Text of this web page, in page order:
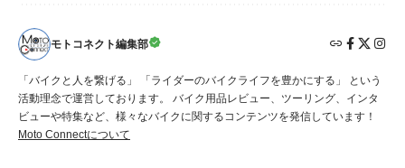
モトコネクト編集部
「バイクと人を繋げる」 「ライダーのバイクライフを豊かにする」 という
活動理念で運営しております。 バイク用品レビュー、ツーリング、インタ
ビューや特集など、様々なバイクに関するコンテンツを発信しています！
Moto Connectについて